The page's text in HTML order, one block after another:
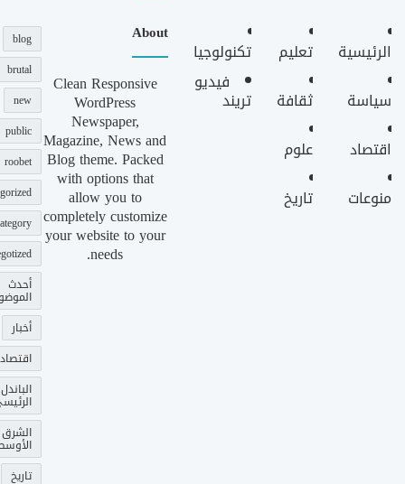
الرئيسية
سياسة
اقتصاد
منوعات
تعليم
ثقافة
علوم
تاريخ
تكنولوجيا
فيديو
تريند
About
Clean Responsive
WordPress
Newspaper,
Magazine, News and
Blog theme. Packed
with options that
allow you to
completely customize
your website to your
needs.
blog
brutal
new
public
roobet
أحدث
أخبار
اقتصاد
الباندل
الشرق
تاريخ